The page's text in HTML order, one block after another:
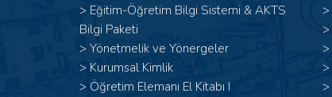
> Eğitim-Öğretim Bilgi Sistemi & AKTS
Bilgi Paketi
> Yönetmelik ve Yönergeler
> Kurumsal Kimlik
> Öğretim Elemanı El Kitabı I
>
>
>
>
>